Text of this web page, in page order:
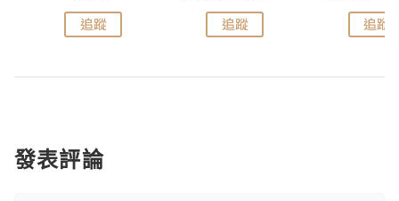
追蹤 追蹤 追蹤
發表評論